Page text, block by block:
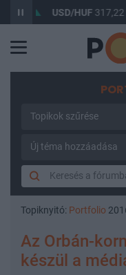
USD/HUF317,22
Topikok szűrése
Új téma hozzáadása
Topiknyitó: Portfolio
Az Orbán-
készül a